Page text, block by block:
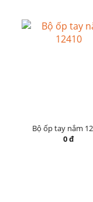
Bộ ốp tay nắm
0 đ